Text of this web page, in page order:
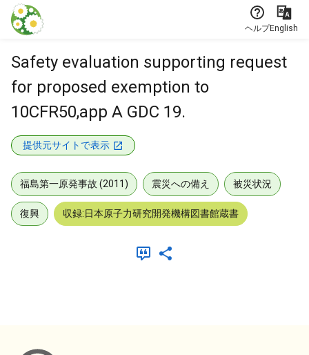
本文に飛ぶ
ヘルプEnglish
Safety evaluation supporting request
for proposed exemption to
10CFR50,app A GDC 19.
提供元サイトで表示
福島第一原発事故 (2011) 震災への備え 被災状況
復興 収録:日本原子力研究開発機構図書館蔵書